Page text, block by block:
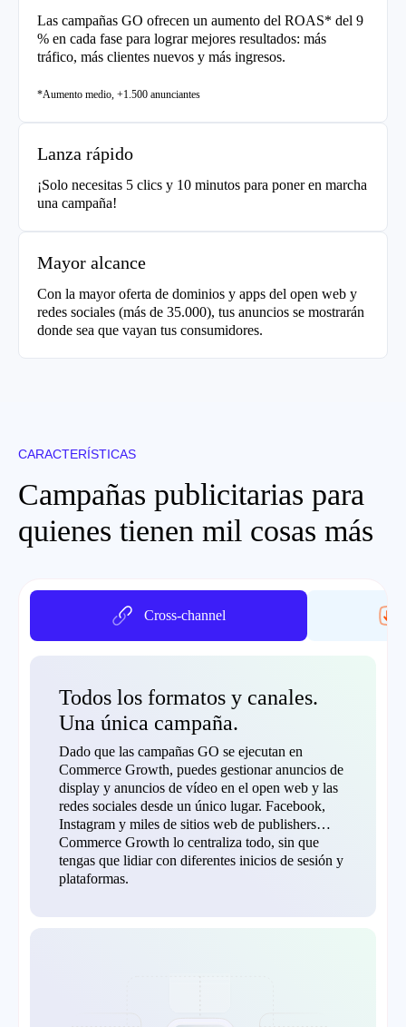
Las campañas GO ofrecen un aumento del ROAS* del 9
% en cada fase para lograr mejores resultados: más
tráfico, más clientes nuevos y más ingresos.
*Aumento medio, +1.500 anunciantes
Lanza rápido
¡Solo necesitas 5 clics y 10 minutos para poner en marcha
una campaña!
Mayor alcance
Con la mayor oferta de dominios y apps del open web y
redes sociales (más de 35.000), tus anuncios se mostrarán
donde sea que vayan tus consumidores.
CARACTERÍSTICAS
Campañas publicitarias para
quienes tienen mil cosas más
Cross-channel
Todos los formatos y canales.
Una única campaña.
Dado que las campañas GO se ejecutan en
Commerce Growth, puedes gestionar anuncios de
display y anuncios de vídeo en el open web y las
redes sociales desde un único lugar. Facebook,
Instagram y miles de sitios web de publishers…
Commerce Growth lo centraliza todo, sin que
tengas que lidiar con diferentes inicios de sesión y
plataformas.